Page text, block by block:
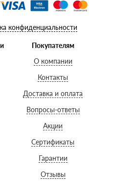
конфиденциальности
Покупателям
О компании
Контакты
Доставка и оплата
Вопросы-ответы
Акции
Сертификаты
Гарантии
Отзывы